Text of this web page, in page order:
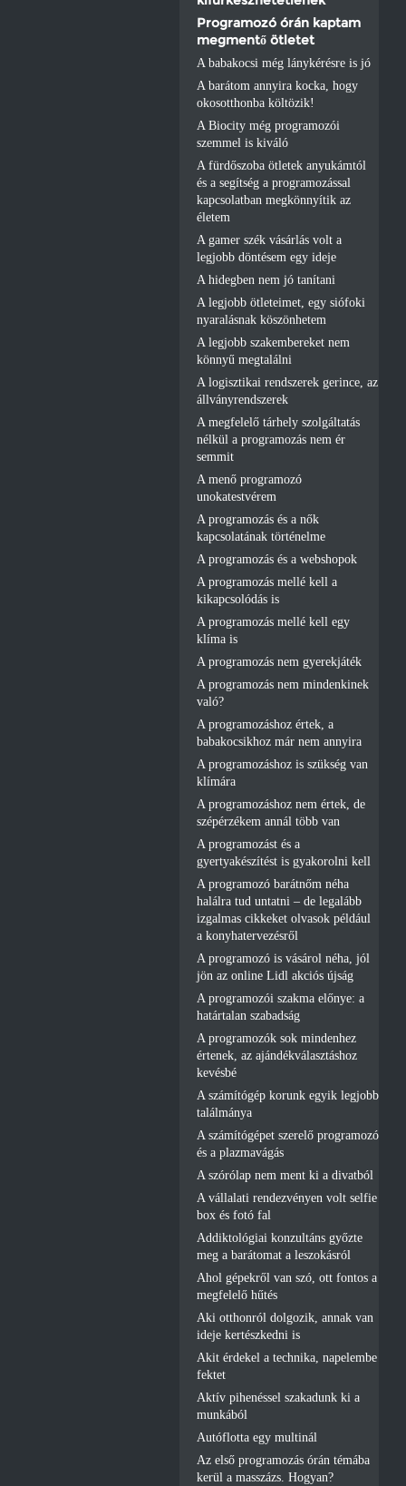
Programozó órán kaptam
megmentő ötletet
A babakocsi még lánykérésre is jó
A barátom annyira kocka, hogy
okosotthonba költözik!
A Biocity még programozói
szemmel is kiváló
A fürdőszoba ötletek anyukámtól
és a segítség a programozással
kapcsolatban megkönnyítik az
életem
A gamer szék vásárlás volt a
legjobb döntésem egy ideje
A hidegben nem jó tanítani
A legjobb ötleteimet, egy siófoki
nyaralásnak köszönhetem
A legjobb szakembereket nem
könnyű megtalálni
A logisztikai rendszerek gerince, az
állványrendszerek
A megfelelő tárhely szolgáltatás
nélkül a programozás nem ér
semmit
A menő programozó
unokatestvérem
A programozás és a nők
kapcsolatának történelme
A programozás és a webshopok
A programozás mellé kell a
kikapcsolódás is
A programozás mellé kell egy
klíma is
A programozás nem gyerekjáték
A programozás nem mindenkinek
való?
A programozáshoz értek, a
babakocsikhoz már nem annyira
A programozáshoz is szükség van
klímára
A programozáshoz nem értek, de
szépérzékem annál több van
A programozást és a
gyertyakészítést is gyakorolni kell
A programozó barátnőm néha
halálra tud untatni – de legalább
izgalmas cikkeket olvasok például
a konyhatervezésről
A programozó is vásárol néha, jól
jön az online Lidl akciós újság
A programozói szakma előnye: a
határtalan szabadság
A programozók sok mindenhez
értenek, az ajándékválasztáshoz
kevésbé
A számítógép korunk egyik legjobb
találmánya
A számítógépet szerelő programozó
és a plazmavágás
A szórólap nem ment ki a divatból
A vállalati rendezvényen volt selfie
box és fotó fal
Addiktológiai konzultáns győzte
meg a barátomat a leszokásról
Ahol gépekről van szó, ott fontos a
megfelelő hűtés
Aki otthonról dolgozik, annak van
ideje kertészkedni is
Akit érdekel a technika, napelembe
fektet
Aktív pihenéssel szakadunk ki a
munkából
Autóflotta egy multinál
Az első programozás órán témába
kerül a masszázs. Hogyan?